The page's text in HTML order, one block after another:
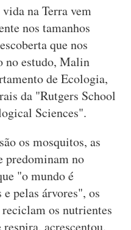
na Terra vem
nos tamanhos
que nos
no estudo, Malin
de Ecologia,
da "Rutgers School
Sciences".
os mosquitos, as
predominam no
"o mundo é
pelas árvores", os
os nutrientes
acrescentou.